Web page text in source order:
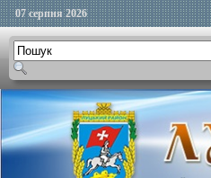
07 серпня 2026